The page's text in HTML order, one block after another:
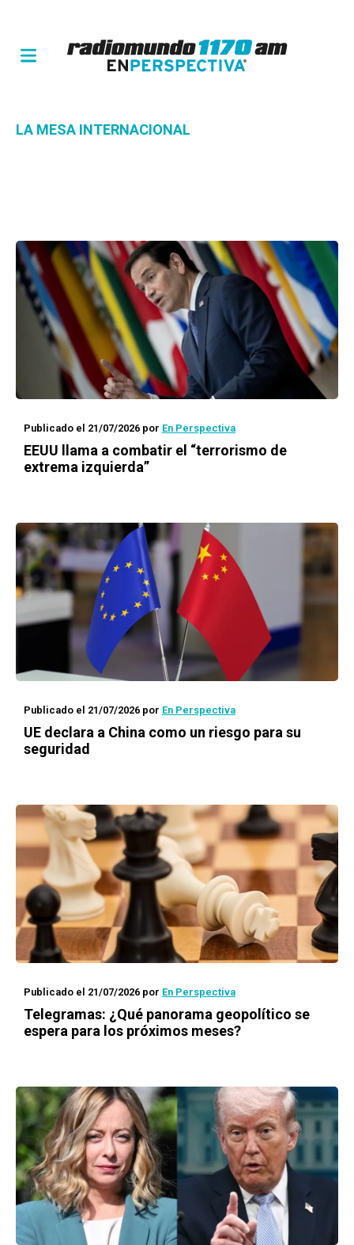
LA MESA INTERNACIONAL
Publicado el 21/07/2026 por En Perspectiva
EEUU llama a combatir el “terrorismo de
extrema izquierda”
Publicado el 21/07/2026 por En Perspectiva
UE declara a China como un riesgo para su
seguridad
Publicado el 21/07/2026 por En Perspectiva
Telegramas: ¿Qué panorama geopolítico se
espera para los próximos meses?